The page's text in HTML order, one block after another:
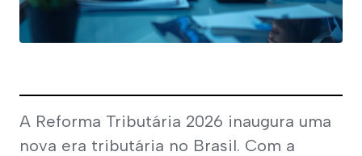
A Reforma Tributária 2026 inaugura uma
nova era tributária no Brasil. Com a